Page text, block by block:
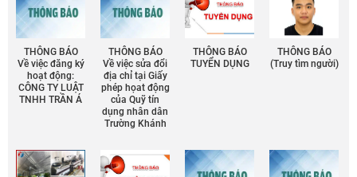
THÔNG BÁO
Về việc đăng ký
hoạt động:
CÔNG TY LUẬT
TNHH TRẦN Á
THÔNG BÁO
Về việc sửa đổi
địa chỉ tại Giấy
phép họat động
của Quỹ tín
dụng nhân dân
Trường Khánh
THÔNG BÁO
TUYỂN DỤNG
THÔNG BÁO
(Truy tìm người)